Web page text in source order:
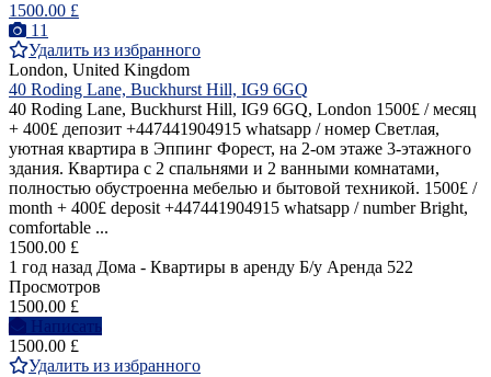
1500.00 £
11
Удалить из избранного
London, United Kingdom
40 Roding Lane, Buckhurst Hill, IG9 6GQ
40 Roding Lane, Buckhurst Hill, IG9 6GQ, London 1500£ / месяц
+ 400£ депозит +447441904915 whatsapp / номер Светлая,
уютная квартира в Эппинг Форест, на 2-ом этаже 3-этажного
здания. Квартира с 2 спальнями и 2 ванными комнатами,
полностью обустроенна мебелью и бытовой техникой. 1500£ /
month + 400£ deposit +447441904915 whatsapp / number Bright,
comfortable ...
1500.00 £
1 год назад Дома - Квартиры в аренду Б/у Аренда 522
Просмотров
1500.00 £
Написать
1500.00 £
Удалить из избранного